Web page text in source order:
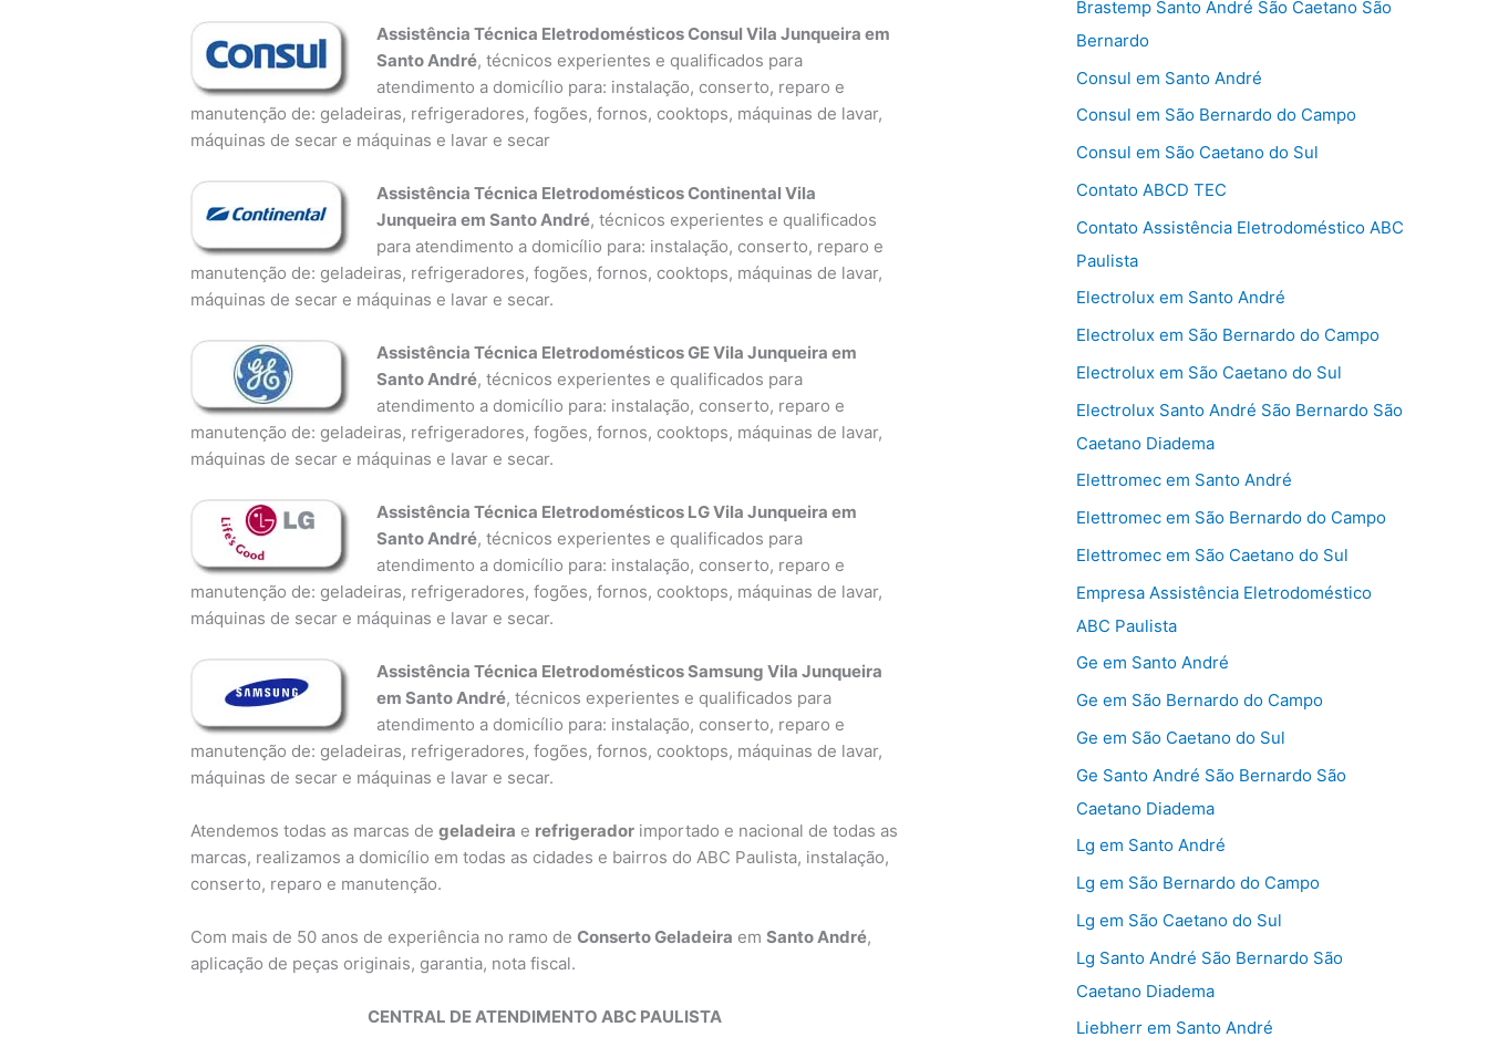
Assistência Técnica Eletrodomésticos Consul Vila Junqueira em
Santo André, técnicos experientes e qualificados para
atendimento a domicílio para: instalação, conserto, reparo e
manutenção de: geladeiras, refrigeradores, fogões, fornos, cooktops, máquinas de lavar,
máquinas de secar e máquinas e lavar e secar
Assistência Técnica Eletrodomésticos Continental Vila
Junqueira em Santo André, técnicos experientes e qualificados
para atendimento a domicílio para: instalação, conserto, reparo e
manutenção de: geladeiras, refrigeradores, fogões, fornos, cooktops, máquinas de lavar,
máquinas de secar e máquinas e lavar e secar.
Assistência Técnica Eletrodomésticos GE Vila Junqueira em
Santo André, técnicos experientes e qualificados para
atendimento a domicílio para: instalação, conserto, reparo e
manutenção de: geladeiras, refrigeradores, fogões, fornos, cooktops, máquinas de lavar,
máquinas de secar e máquinas e lavar e secar.
Assistência Técnica Eletrodomésticos LG Vila Junqueira em
Santo André, técnicos experientes e qualificados para
atendimento a domicílio para: instalação, conserto, reparo e
manutenção de: geladeiras, refrigeradores, fogões, fornos, cooktops, máquinas de lavar,
máquinas de secar e máquinas e lavar e secar.
Assistência Técnica Eletrodomésticos Samsung Vila Junqueira
em Santo André, técnicos experientes e qualificados para
atendimento a domicílio para: instalação, conserto, reparo e
manutenção de: geladeiras, refrigeradores, fogões, fornos, cooktops, máquinas de lavar,
máquinas de secar e máquinas e lavar e secar.
Atendemos todas as marcas degeladeira e refrigerador importado e nacional de todas as
marcas, realizamos a domicílio em todas as cidades e bairros do ABC Paulista, instalação,
conserto, reparo e manutenção.
Com mais de 50 anos de experiência no ramo deConserto Geladeira emSanto André,
aplicação de peças originais, garantia, nota fiscal.
CENTRAL DE ATENDIMENTO ABC PAULISTA
Brastemp Santo André São Caetano São
Bernardo
Consul em Santo André
Consul em São Bernardo do Campo
Consul em São Caetano do Sul
Contato ABCD TEC
Contato Assistência Eletrodoméstico ABC
Paulista
Electrolux em Santo André
Electrolux em São Bernardo do Campo
Electrolux em São Caetano do Sul
Electrolux Santo André São Bernardo São
Caetano Diadema
Elettromec em Santo André
Elettromec em São Bernardo do Campo
Elettromec em São Caetano do Sul
Empresa Assistência Eletrodoméstico
ABC Paulista
Ge em Santo André
Ge em São Bernardo do Campo
Ge em São Caetano do Sul
Ge Santo André São Bernardo São
Caetano Diadema
Lg em Santo André
Lg em São Bernardo do Campo
Lg em São Caetano do Sul
Lg Santo André São Bernardo São
Caetano Diadema
Liebherr em Santo André